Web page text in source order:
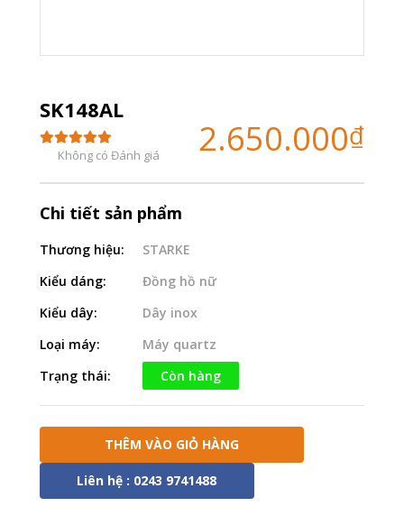
SK148AL
Không có Đánh giá 2.650.000₫
Chi tiết sản phẩm
Thương hiệu:
STARKE
Kiểu dáng:
Đồng hồ nữ
Kiểu dây:
Dây inox
Loại máy:
Máy quartz
Trạng thái:
Còn hàng
THÊM VÀO GIỎ HÀNG
Liên hệ : 0243 9741488